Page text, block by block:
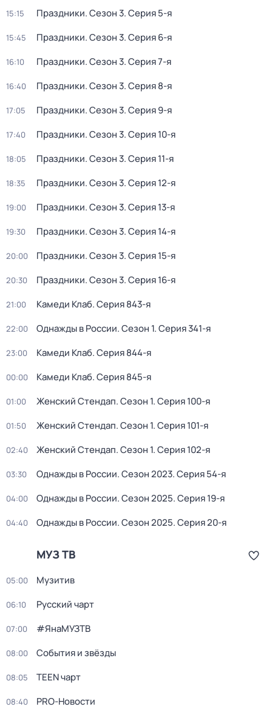
15:15 Праздники. Сезон 3. Серия 5-я
15:45 Праздники. Сезон 3. Серия 6-я
16:10 Праздники. Сезон 3. Серия 7-я
16:40 Праздники. Сезон 3. Серия 8-я
17:05 Праздники. Сезон 3. Серия 9-я
17:40 Праздники. Сезон 3. Серия 10-я
18:05 Праздники. Сезон 3. Серия 11-я
18:35 Праздники. Сезон 3. Серия 12-я
19:00 Праздники. Сезон 3. Серия 13-я
19:30 Праздники. Сезон 3. Серия 14-я
20:00 Праздники. Сезон 3. Серия 15-я
20:30 Праздники. Сезон 3. Серия 16-я
21:00 Камеди Клаб. Серия 843-я
22:00 Однажды в России. Сезон 1. Серия 341-я
23:00 Камеди Клаб. Серия 844-я
00:00 Камеди Клаб. Серия 845-я
01:00 Женский Стендап. Сезон 1. Серия 100-я
01:50 Женский Стендап. Сезон 1. Серия 101-я
02:40 Женский Стендап. Сезон 1. Серия 102-я
03:30 Однажды в России. Сезон 2023. Серия 54-я
04:00 Однажды в России. Сезон 2025. Серия 19-я
04:40 Однажды в России. Сезон 2025. Серия 20-я
МУЗ ТВ
05:00 Музитив
06:10 Русский чарт
07:00 #ЯнаМУЗТВ
08:00 События и звёзды
08:05 TEEN чарт
08:40 PRO-Новости